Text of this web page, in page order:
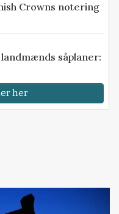
Crowns notering
såplaner:
her